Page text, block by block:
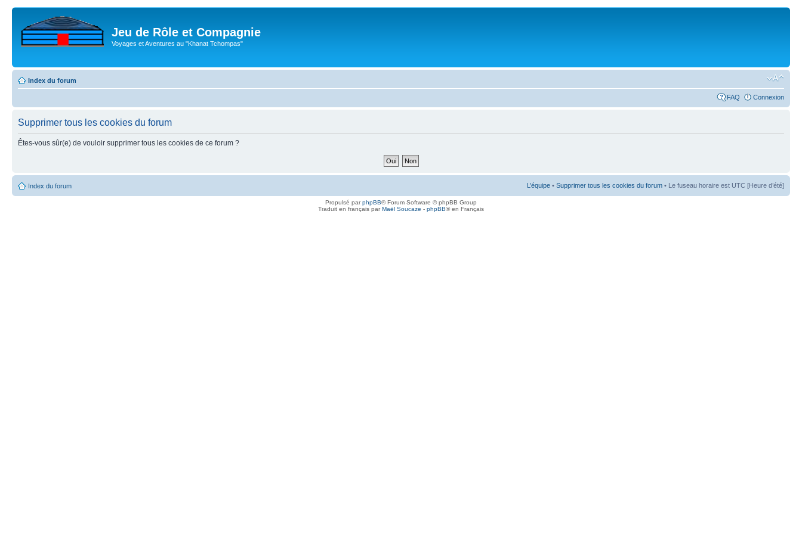
Jeu de Rôle et Compagnie
Voyages et Aventures au "Khanat Tchompas"
Index du forum
FAQ Connexion
Supprimer tous les cookies du forum
Êtes-vous sûr(e) de vouloir supprimer tous les cookies de ce forum ?
Index du forum L’équipe • Supprimer tous les cookies du forum • Le fuseau horaire est UTC [Heure d’été]
Propulsé parphpBB® Forum Software © phpBB Group
Traduit en français parMaël Soucaze - phpBB® en Français